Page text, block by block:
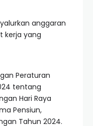
anggaran
kerja yang
Peraturan
tentang
Hari Raya
Pensiun,
Tahun 2024.